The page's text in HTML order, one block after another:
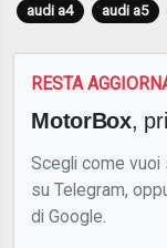
audi a4 audi a5
RESTA
MotorBox,
Scegli come vuoi
su Telegram,
di Google.